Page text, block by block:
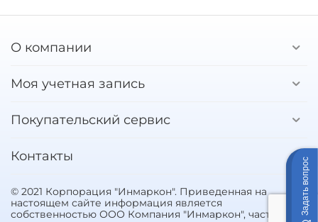
О компании
Моя учетная запись
Покупательский сервис
Контакты
© 2021 Корпорация "Инмаркон". Приведенная на
настоящем сайте информация является
собственностью ООО Компания "Инмаркон", частичноеЗадать вопрос